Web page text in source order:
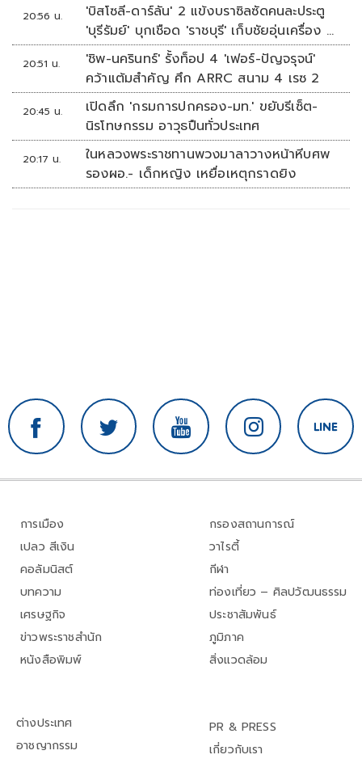
20:56 น.
'บิสโซลี-ดาร์ลัน' 2 แข้งบราซิลซัดคนละประตู
'บุรีรัมย์' บุกเชือด 'ราชบุรี' เก็บชัยอุ่นเครื่อง 4
นัดรวด
20:51 น.
'ชิพ-นครินทร์' รั้งท็อป 4 'เฟอร์-ปัญจรุจน์'
คว้าแต้มสำคัญ ศึก ARRC สนาม 4 เรซ 2
20:45 น.
เปิดลึก 'กรมการปกครอง-มท.' ขยับรีเซ็ต-
นิรโทษกรรม อาวุธปืนทั่วประเทศ
20:17 น.
ในหลวงพระราชทานพวงมาลาวางหน้าหีบศพ
รองผอ.- เด็กหญิง เหยื่อเหตุกราดยิง
การเมือง
เปลว สีเงิน
คอลัมนิสต์
บทความ
เศรษฐกิจ
ข่าวพระราชสำนัก
หนังสือพิมพ์
กรองสถานการณ์
วาไรตี้
กีฬา
ท่องเที่ยว – ศิลปวัฒนธรรม
ประชาสัมพันธ์
ภูมิภาค
สิ่งแวดล้อม
ต่างประเทศ
อาชญากรรม
PR & PRESS
เกี่ยวกับเรา